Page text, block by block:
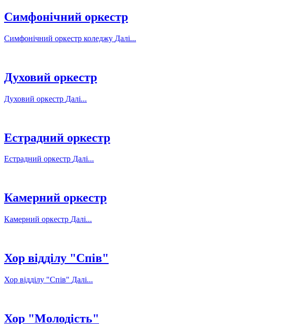
Симфонічний оркестр
Симфонічний оркестр коледжу Далі...
Духовий оркестр
Духовий оркестр Далі...
Естрадний оркестр
Естрадний оркестр Далі...
Камерний оркестр
Камерний оркестр Далі...
Хор відділу "Спів"
Хор відділу "Спів" Далі...
Хор "Молодість"